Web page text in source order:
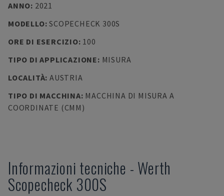
ANNO: 2021
MODELLO:SCOPECHECK 300S
ORE DI ESERCIZIO: 100
TIPO DI APPLICAZIONE: MISURA
LOCALITÀ: AUSTRIA
TIPO DI MACCHINA: MACCHINA DI MISURA A
COORDINATE (CMM)
Informazioni tecniche - Werth
Scopecheck 300S